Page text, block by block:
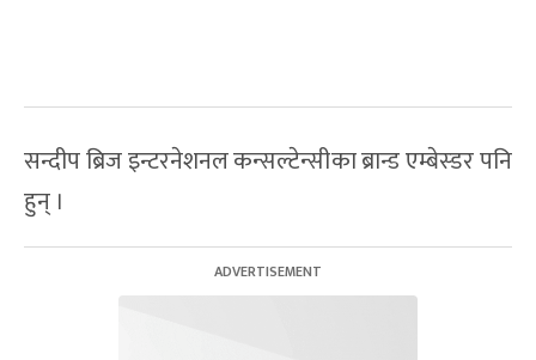
सन्दीप ब्रिज इन्टरनेशनल कन्सल्टेन्सीका ब्रान्ड एम्बेस्डर पनि
हुन् ।